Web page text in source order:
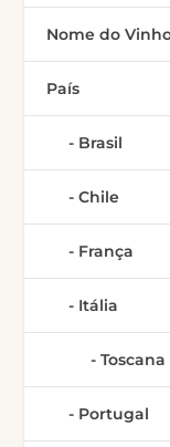
Nome do
País
Brasil
Chile
França
Itália
Toscana
Portugal